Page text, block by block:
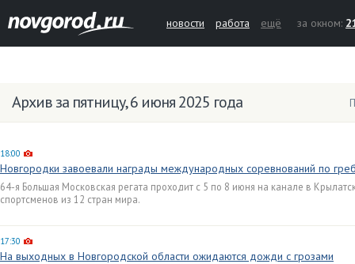
новости работа ещё за окном:
Архив за пятницу, 6 июня 2025 года
18:00
Новгородки завоевали награды международных соревнований по
64-я Большая Московская регата проходит с 5 по 8 июня на канале в
спортсменов из 12 стран мира.
17:30
На выходных в Новгородской области ожидаются дожди с грозами